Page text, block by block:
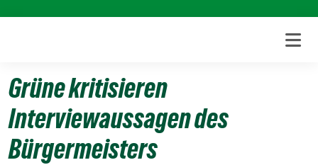
Grüne kritisieren
Interviewaussagen des
Bürgermeisters